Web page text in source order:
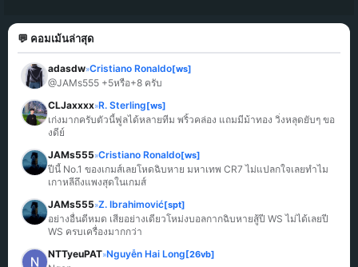
💬 คอมเม้นล่าสุด
adasdw»Cristiano Ronaldo[ws]
@JAMs555 +5หรือ+8 ครับ
CLJaxxxx»R. Sterling[ws]
เก่งมากครับตัวนี้ฟูลได้หลายทีม พริ้วคล่อง แถมมีม้าทอง วิ่งหลุดยับๆ ขอ
งดีย์
JAMs555»Cristiano Ronaldo[ws]
ปีนี้ No.1 ของเกมส์เลยโหดฉิบหาย มหาเทพ CR7 ไม่แปลกใจเลยทำไม
เกาหลีถึงแพงสุดในเกมส์
JAMs555»Z. Ibrahimović[spt]
อย่างอื่นดีหมด เสียอย่างเดียวโหม่งบอลกากฉิบหายสู้ปี WS ไม่ได้เลยปี
WS ครบเครื่องมากกว่า
NTTyeuPAT»Nguyễn Hai Long[26vb]